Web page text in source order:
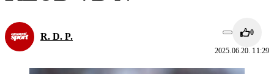
R. D. P. 0
2025.06.20. 11:29